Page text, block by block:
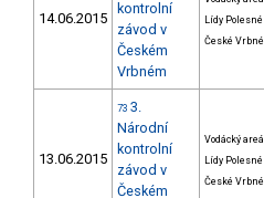
14.06.2015
kontrolní
závod v
Českém
Vrbném
Lídy Polesné
České Vrbné
13.06.2015
73 3.
Národní
kontrolní
závod v
Českém
Vodácký areál
Lídy Polesné
České Vrbné